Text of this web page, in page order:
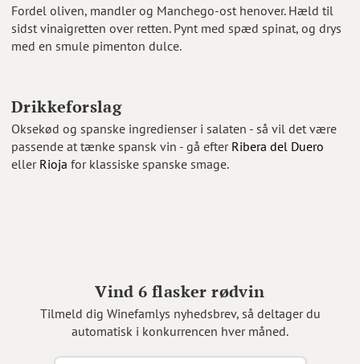
Fordel oliven, mandler og Manchego-ost henover. Hæld til
sidst vinaigretten over retten. Pynt med spæd spinat, og drys
med en smule pimenton dulce.
Drikkeforslag
Oksekød og spanske ingredienser i salaten - så vil det være
passende at tænke spansk vin - gå efter Ribera del Duero
eller Rioja for klassiske spanske smage.
Vind 6 flasker rødvin
Tilmeld dig Winefamlys nyhedsbrev, så deltager du
automatisk i konkurrencen hver måned.